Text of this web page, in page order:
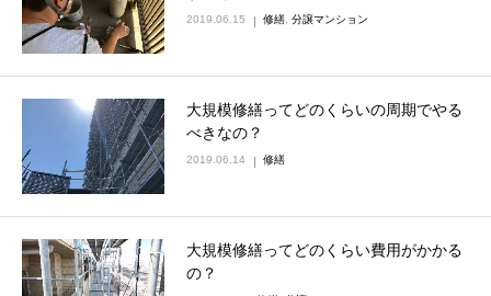
2019.06.15 修繕, 分譲マンション
大規模修繕ってどのくらいの周期でやる
べきなの？
2019.06.14 修繕
大規模修繕ってどのくらい費用がかかる
の？